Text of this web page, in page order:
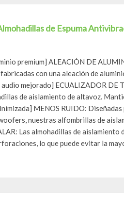
de Espuma
premium] ALEACIÓN DE
con una aleación de
audio mejorado] ECUALIZADOR DE
de aislamiento de altavoz.
MENOS RUIDO:
nuestras alfombrillas de
Las almohadillas de
lo que puede evitar la